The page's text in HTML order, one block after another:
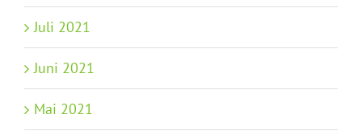
Juli 2021
Juni 2021
Mai 2021